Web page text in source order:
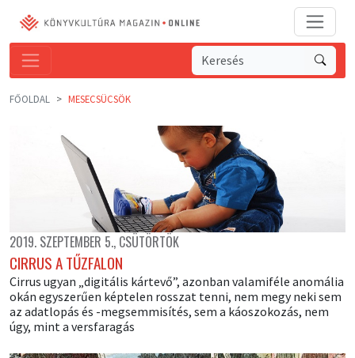
FŐOLDAL MESECSÜCSÖK
2019. SZEPTEMBER 5., CSÜTÖRTÖK
CIRRUS A TŰZFALON
Cirrus ugyan „digitális kártevő”, azonban valamiféle anomália
okán egyszerűen képtelen rosszat tenni, nem megy neki sem
az adatlopás és -megsemmisítés, sem a káoszokozás, nem
úgy, mint a versfaragás